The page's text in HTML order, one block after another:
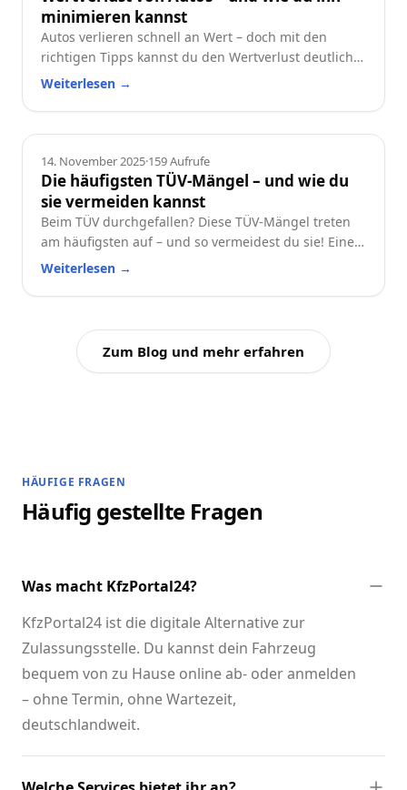
minimieren kannst
Autos verlieren schnell an Wert – doch mit den
richtigen Tipps kannst du den Wertverlust deutlich
reduzieren. Erfahre, welche Faktoren besonders
wertstabil hältst.
Weiterlesen →
Ratgeber
14. November 2025·159Aufrufe
Die häufigsten TÜV-Mängel – und wie du
sie vermeiden kannst
Beim TÜV durchgefallen? Diese TÜV-Mängel treten
am häufigsten auf – und so vermeidest du sie! Eine
praktische Checkliste für alle Autofahrer.
Weiterlesen →
Zum Blog und mehr erfahren
HÄUFIGE FRAGEN
Häufig gestellte Fragen
Was macht KfzPortal24?
KfzPortal24 ist die digitale Alternative zur
Zulassungsstelle. Du kannst dein Fahrzeug
bequem von zu Hause online ab- oder anmelden
– ohne Termin, ohne Wartezeit,
deutschlandweit.